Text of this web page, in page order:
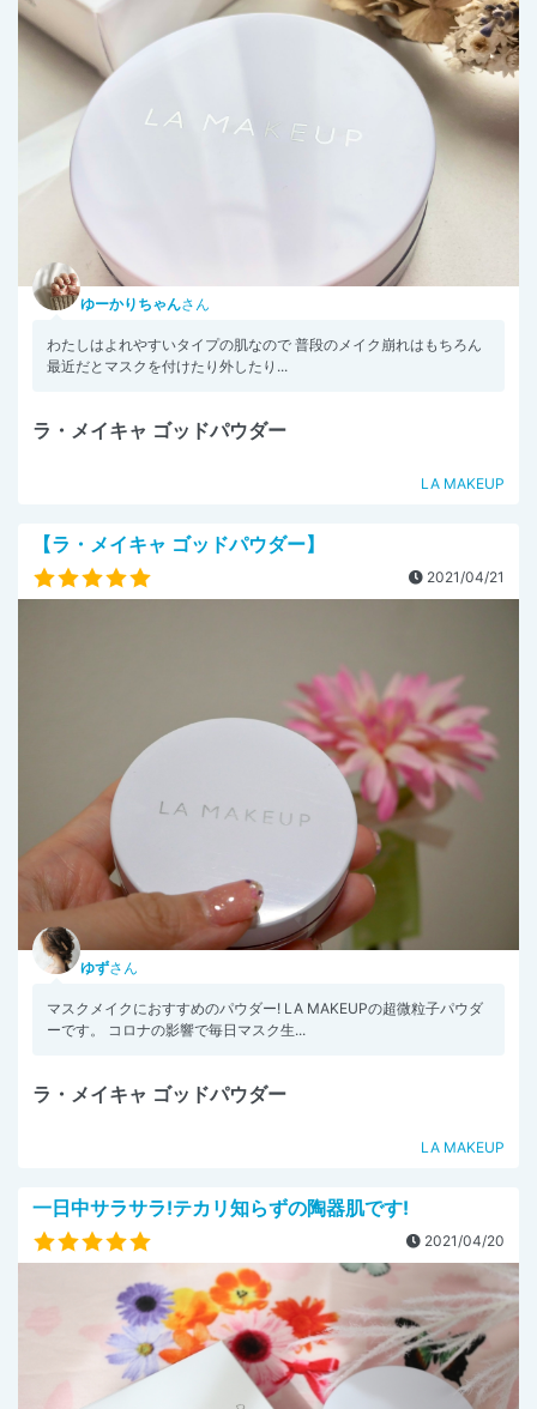
ゆーかりちゃんさん
わたしはよれやすいタイプの肌なので 普段のメイク崩れはもちろん
最近だとマスクを付けたり外したり...
ラ・メイキャ ゴッドパウダー
LA MAKEUP
【ラ・メイキャ ゴッドパウダー】
2021/04/21
ゆずさん
マスクメイクにおすすめのパウダー! LA MAKEUPの超微粒子パウダ
ーです。 コロナの影響で毎日マスク生...
ラ・メイキャ ゴッドパウダー
LA MAKEUP
一日中サラサラ!テカリ知らずの陶器肌です!
2021/04/20